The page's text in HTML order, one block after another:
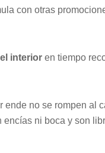
con otras
interior en tiempo
ende no se rompen al
encías ni boca y son